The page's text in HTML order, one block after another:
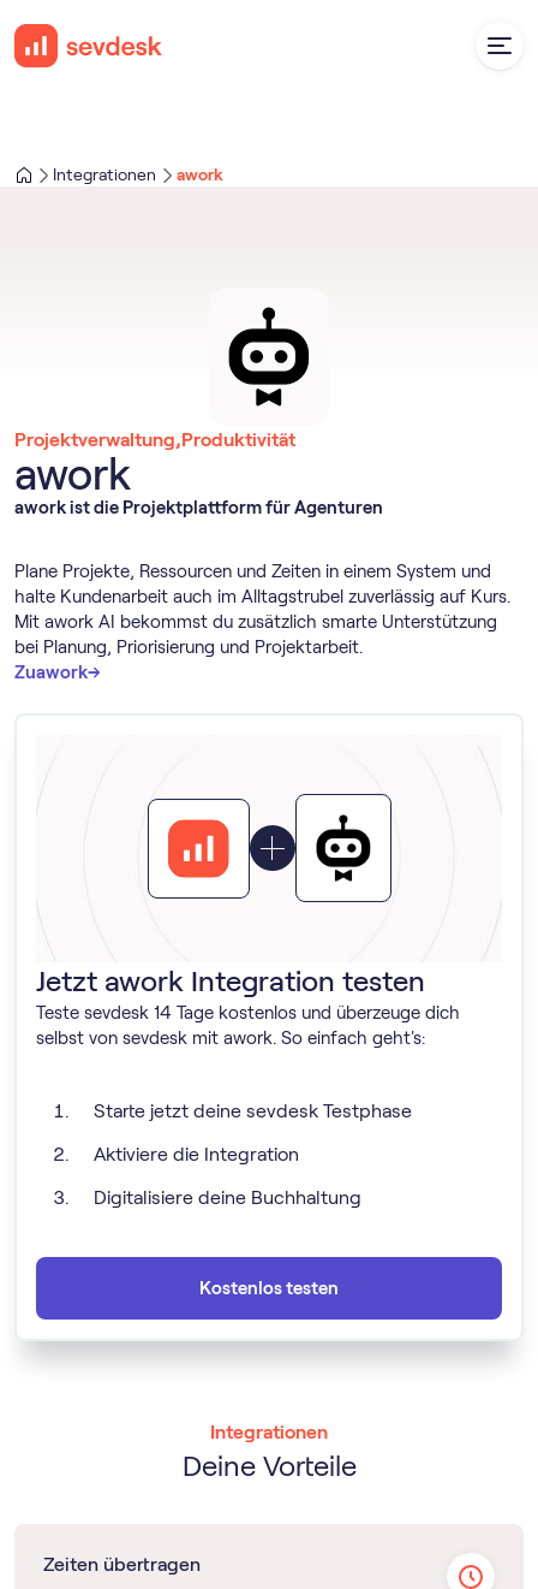
Integrationen awork
Projektverwaltung,Produktivität
awork
awork ist die Projektplattform für Agenturen
Plane Projekte, Ressourcen und Zeiten in einem System und
halte Kundenarbeit auch im Alltagstrubel zuverlässig auf Kurs.
Mit awork AI bekommst du zusätzlich smarte Unterstützung
bei Planung, Priorisierung und Projektarbeit.
Zuawork→
→
Jetzt awork Integration testen
Teste sevdesk 14 Tage kostenlos und überzeuge dich
selbst von sevdesk mit awork. So einfach geht's:
Starte jetzt deine sevdesk Testphase
Aktiviere die Integration
Digitalisiere deine Buchhaltung
Kostenlos testen
Integrationen
Deine Vorteile
Zeiten übertragen